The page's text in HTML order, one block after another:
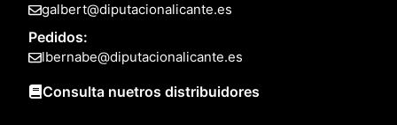
galbert@diputacionalicante.es
Pedidos:
lbernabe@diputacionalicante.es
Consulta nuetros distribuidores